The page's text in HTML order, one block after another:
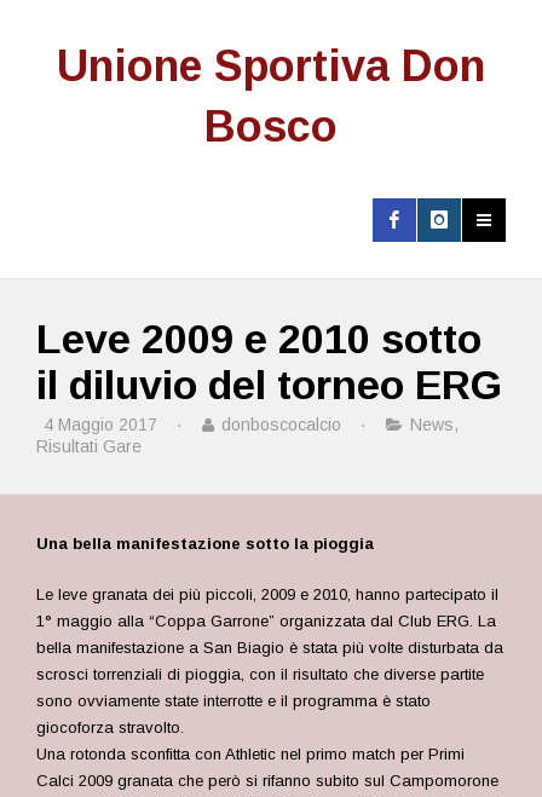
Unione Sportiva Don
Bosco
Leve 2009 e 2010 sotto
il diluvio del torneo ERG
4 Maggio 2017 · donboscocalcio · News,
Risultati Gare
Una bella manifestazione sotto la pioggia
Le leve granata dei più piccoli, 2009 e 2010, hanno partecipato il
1° maggio alla “Coppa Garrone” organizzata dal Club ERG. La
bella manifestazione a San Biagio è stata più volte disturbata da
scrosci torrenziali di pioggia, con il risultato che diverse partite
sono ovviamente state interrotte e il programma è stato
giocoforza stravolto.
Una rotonda sconfitta con Athletic nel primo match per Primi
Calci 2009 granata che però si rifanno subito sul Campomorone